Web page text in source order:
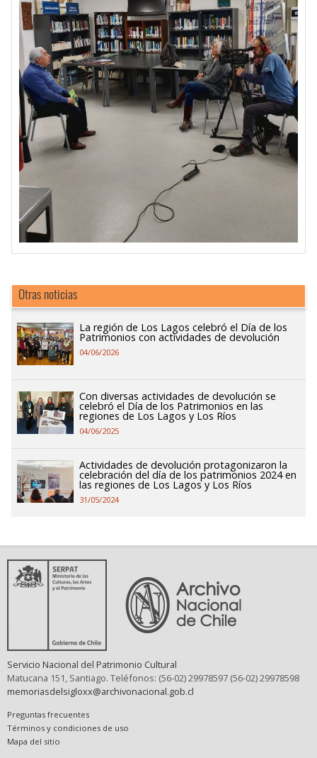
Otras noticias
La región de Los Lagos celebró el Día de los
Patrimonios con actividades de devolución
04/06/2026
Con diversas actividades de devolución se
celebró el Día de los Patrimonios en las
regiones de Los Lagos y Los Ríos
04/06/2025
Actividades de devolución protagonizaron la
celebración del día de los patrimonios 2024 en
las regiones de Los Lagos y Los Ríos
31/05/2024
Servicio Nacional del Patrimonio Cultural
Matucana 151, Santiago. Teléfonos: (56-02) 29978597 (56-02) 29978598
memoriasdelsigloxx@archivonacional.gob.cl
Preguntas frecuentes
Términos y condiciones de uso
Mapa del sitio